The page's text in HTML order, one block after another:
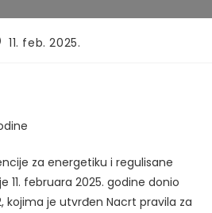
11. feb. 2025.
za energetiku i regulisane
11. februara 2025. godine donio
kojima je utvrđen Nacrt pravila za